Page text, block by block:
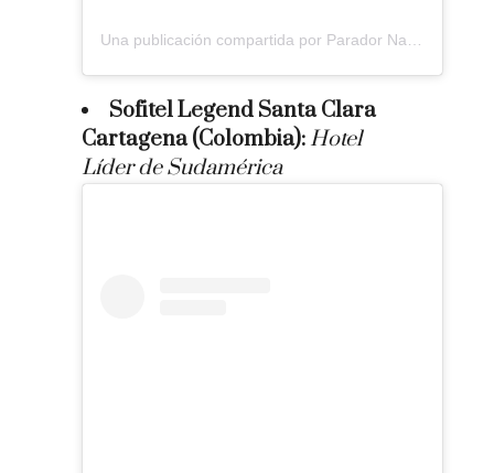
Sofitel Legend Santa Clara
Cartagena (Colombia): Hotel
Líder de Sudamérica